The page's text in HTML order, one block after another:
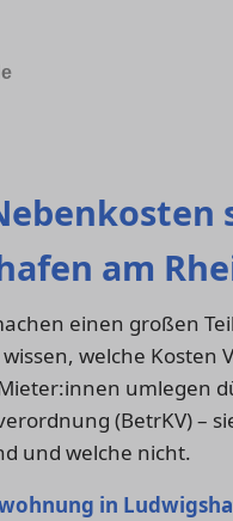
am
einen großen
welche
umlegen
(BetrKV) –
und welche nicht.
in